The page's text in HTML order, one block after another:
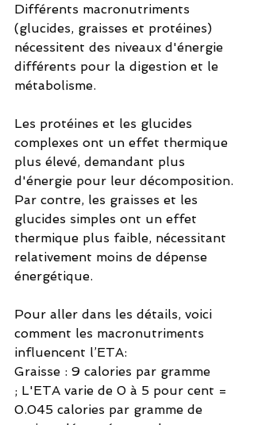
Différents macronutriments
(glucides, graisses et protéines)
nécessitent des niveaux d'énergie
différents pour la digestion et le
métabolisme.
Les protéines et les glucides
complexes ont un effet thermique
plus élevé, demandant plus
d'énergie pour leur décomposition.
Par contre, les graisses et les
glucides simples ont un effet
thermique plus faible, nécessitant
relativement moins de dépense
énergétique.
Pour aller dans les détails, voici
comment les macronutriments
influencent l’ETA:
Graisse : 9 calories par gramme
; L'ETA varie de 0 à 5 pour cent =
0.045 calories par gramme de